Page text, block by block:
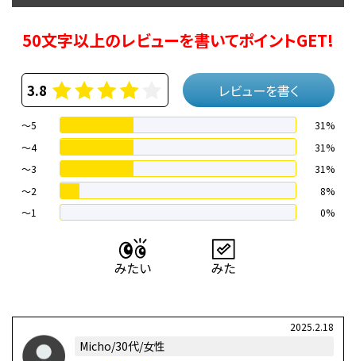
50文字以上のレビューを書いてポイントGET!
3.8 レビューを書く
～5
31%
～4
31%
〜3
31%
〜2
8%
〜1
0%
2025.2.18
Micho/30代/女性